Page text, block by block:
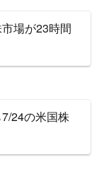
場が23時間
7/24の米国株